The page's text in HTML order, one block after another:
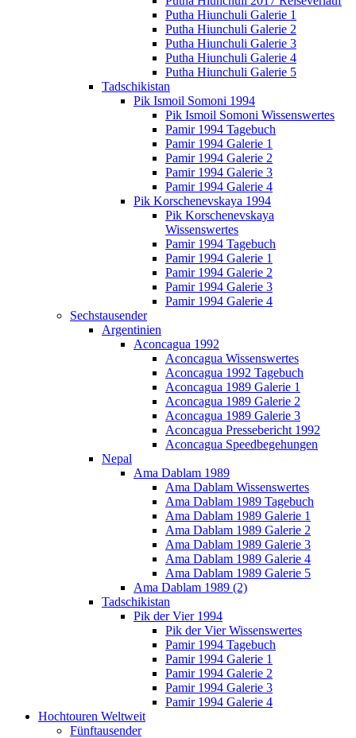
Putha Hiunchuli Galerie 1
Putha Hiunchuli Galerie 2
Putha Hiunchuli Galerie 3
Putha Hiunchuli Galerie 4
Putha Hiunchuli Galerie 5
Tadschikistan
Pik Ismoil Somoni 1994
Pik Ismoil Somoni Wissenswertes
Pamir 1994 Tagebuch
Pamir 1994 Galerie 1
Pamir 1994 Galerie 2
Pamir 1994 Galerie 3
Pamir 1994 Galerie 4
Pik Korschenevskaya 1994
Pik Korschenevskaya
Wissenswertes
Pamir 1994 Tagebuch
Pamir 1994 Galerie 1
Pamir 1994 Galerie 2
Pamir 1994 Galerie 3
Pamir 1994 Galerie 4
Sechstausender
Argentinien
Aconcagua 1992
Aconcagua Wissenswertes
Aconcagua 1992 Tagebuch
Aconcagua 1989 Galerie 1
Aconcagua 1989 Galerie 2
Aconcagua 1989 Galerie 3
Aconcagua Pressebericht 1992
Aconcagua Speedbegehungen
Nepal
Ama Dablam 1989
Ama Dablam Wissenswertes
Ama Dablam 1989 Tagebuch
Ama Dablam 1989 Galerie 1
Ama Dablam 1989 Galerie 2
Ama Dablam 1989 Galerie 3
Ama Dablam 1989 Galerie 4
Ama Dablam 1989 Galerie 5
Ama Dablam 1989 (2)
Tadschikistan
Pik der Vier 1994
Pik der Vier Wissenswertes
Pamir 1994 Tagebuch
Pamir 1994 Galerie 1
Pamir 1994 Galerie 2
Pamir 1994 Galerie 3
Pamir 1994 Galerie 4
Hochtouren Weltweit
Fünftausender